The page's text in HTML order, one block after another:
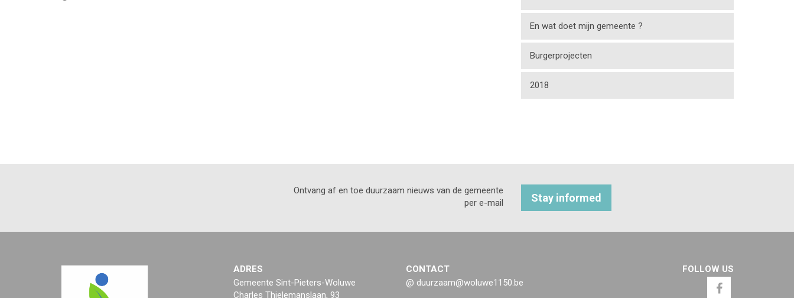
En wat doet mijn gemeente ?
Burgerprojecten
2018
Ontvang af en toe duurzaam nieuws van de gemeente
per e-mail
Stay informed
ADRES
Gemeente Sint-Pieters-Woluwe
Charles Thielemanslaan, 93
CONTACT
@ duurzaam@woluwe1150.be
FOLLOW US